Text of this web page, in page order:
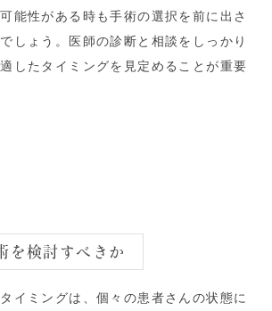
能性がある時も手術の選択を前に出さ
しょう。医師の診断と相談をしっかり
したタイミングを見定めることが重要
を検討すべきか
イミングは、個々の患者さんの状態に